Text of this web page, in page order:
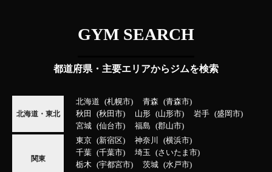
GYM SEARCH
都道府県・主要エリアからジムを検索
北海道・東北
北海道 札幌市 青森
青森市
秋田
秋田市 山形 山形市 岩手
盛岡市
宮城
仙台市 福島 郡山市
関東
東京 新宿区 神奈川
横浜市
千葉
千葉市 埼玉
さいたま市
栃木
宇都宮市 茨城
水戸市